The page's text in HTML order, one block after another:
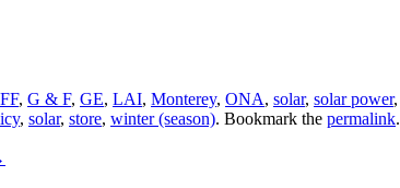
FF, G & F, GE, LAI, Monterey, ONA, solar, solar power,
, solar, store, winter (season). Bookmark the permalink.